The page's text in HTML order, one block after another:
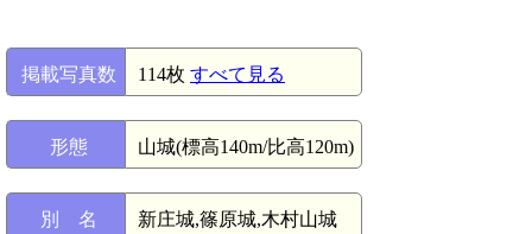
掲載写真数 114枚 すべて見る
形態 山城(標高140m/比高120m)
別 名 新庄城,篠原城,木村山城